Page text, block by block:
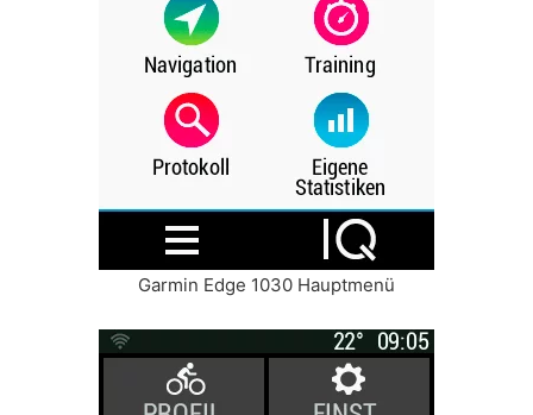
Garmin Edge 1030 Hauptmenü